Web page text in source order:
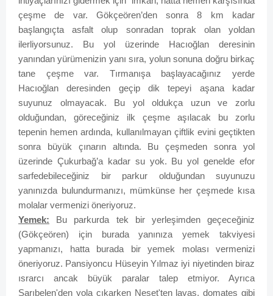
çeşme de var. Gökçeören’den sonra 8 km kadar
başlangıçta asfalt olup sonradan toprak olan yoldan
ilerliyorsunuz. Bu yol üzerinde Hacıoğlan deresinin
yanından yürümenizin yanı sıra, yolun sonuna doğru birkaç
tane çeşme var. Tırmanışa başlayacağınız yerde
Hacıoğlan deresinden geçip dik tepeyi aşana kadar
suyunuz olmayacak. Bu yol oldukça uzun ve zorlu
olduğundan, göreceğiniz ilk çeşme aşılacak bu zorlu
tepenin hemen ardında, kullanılmayan çiftlik evini geçtikten
sonra büyük çınarın altında. Bu çeşmeden sonra yol
üzerinde Çukurbağ’a kadar su yok. Bu yol genelde efor
sarfedebileceğiniz bir parkur olduğundan suyunuzu
yanınızda bulundurmanızı, mümkünse her çeşmede kısa
molalar vermenizi öneriyoruz.
Yemek: Bu parkurda tek bir yerleşimden geçeceğiniz
(Gökçeören) için burada yanınıza yemek takviyesi
yapmanızı, hatta burada bir yemek molası vermenizi
öneriyoruz. Pansiyoncu Hüseyin Yılmaz iyi niyetinden biraz
ısrarcı ancak büyük paralar talep etmiyor. Ayrıca
Sarıbelen'den yola çıkarken Neşet'ten lavaş, domates gibi